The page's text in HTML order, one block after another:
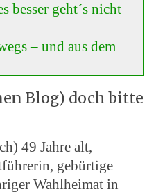
besser geht´s nicht
– und aus dem
Blog) doch bitte
49 Jahre alt,
gebürtige
Wahlheimat in